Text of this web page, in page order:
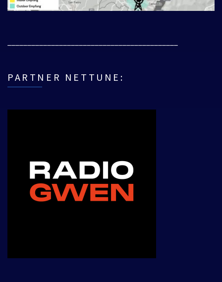
PARTNER NETTUNE: